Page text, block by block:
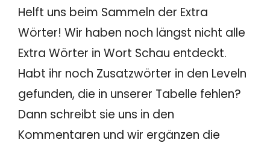
Helft uns beim Sammeln der Extra
Wörter! Wir haben noch längst nicht alle
Extra Wörter in Wort Schau entdeckt.
Habt ihr noch Zusatzwörter in den Leveln
gefunden, die in unserer Tabelle fehlen?
Dann schreibt sie uns in den
Kommentaren und wir ergänzen die